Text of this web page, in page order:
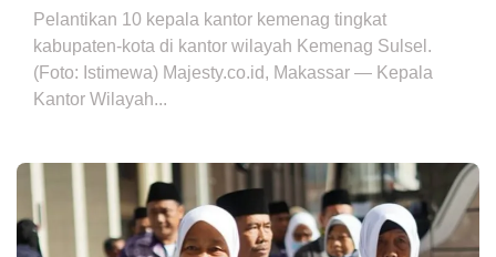
Pelantikan 10 kepala kantor kemenag tingkat
kabupaten-kota di kantor wilayah Kemenag Sulsel.
(Foto: Istimewa) Majesty.co.id, Makassar — Kepala
Kantor Wilayah...